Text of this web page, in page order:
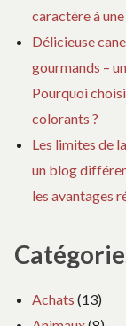
caractère à
Délicieuse
gourmands –
Pourquoi
colorants ?
Les limites de
un blog
les avantages
Achats (13)